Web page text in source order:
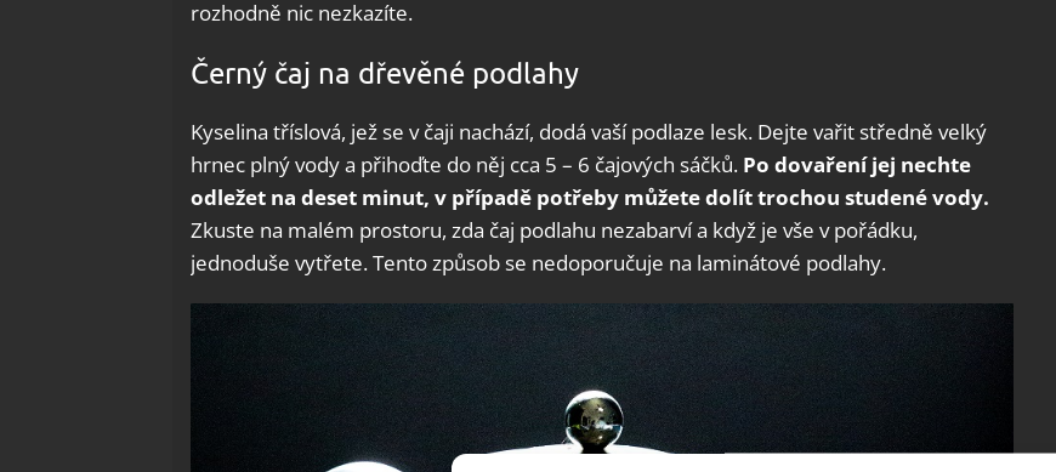
rozhodně nic nezkazíte.
Černý čaj na dřevěné podlahy
Kyselina tříslová, jež se v čaji nachází, dodá vaší podlaze lesk. Dejte vařit středně velký
hrnec plný vody a přihoďte do něj cca 5 – 6 čajových sáčků. Po dovaření jej nechte
odležet na deset minut, v případě potřeby můžete dolít trochou studené vody.
Zkuste na malém prostoru, zda čaj podlahu nezabarví a když je vše v pořádku,
jednoduše vytřete. Tento způsob se nedoporučuje na laminátové podlahy.